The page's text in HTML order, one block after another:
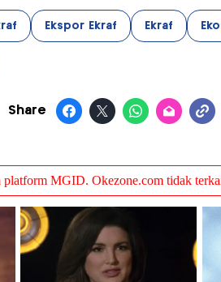
Ekspor Ekraf Ekraf
Share